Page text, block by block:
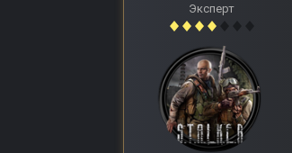
Эксперт